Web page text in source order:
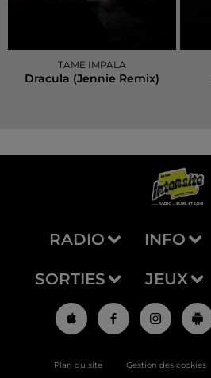
TAME IMPALA
Dracula (jennie Remix)
RADIO INFO
SORTIES JEUX
Plan du site Gestion des cookies